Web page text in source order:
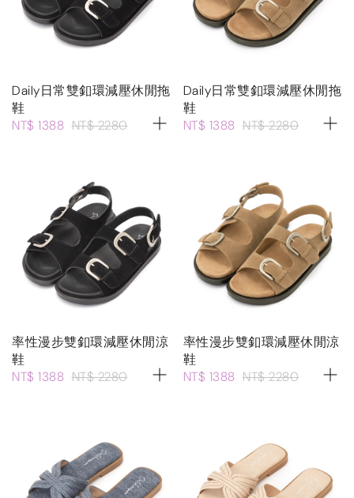
Daily日常雙釦環減壓休閒拖
鞋
NT$ 1388 NT$ 2280
Daily日常雙釦環減壓休閒拖
鞋
NT$ 1388 NT$ 2280
率性漫步雙釦環減壓休閒涼
鞋
NT$ 1388 NT$ 2280
率性漫步雙釦環減壓休閒涼
鞋
NT$ 1388 NT$ 2280